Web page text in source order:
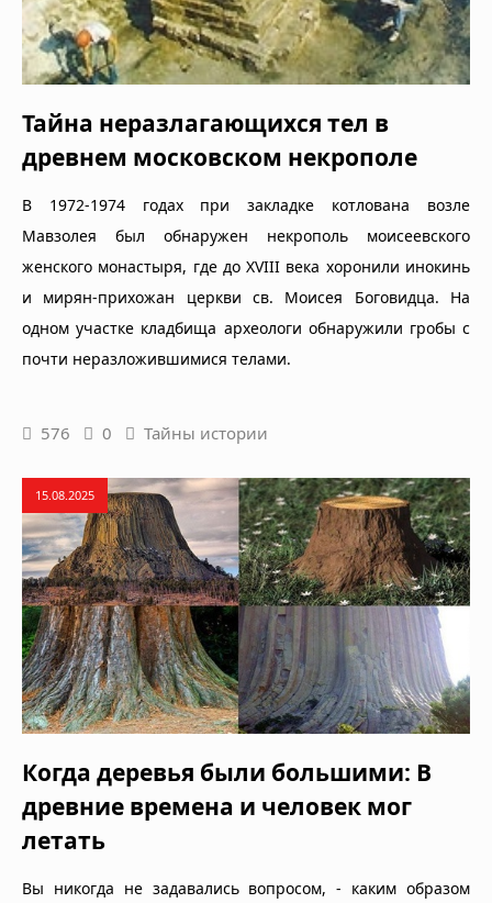
Тайна неразлагающихся тел в
древнем московском некрополе
В 1972-1974 годах при закладке котлована возле
Мавзолея был обнаружен некрополь моисеевского
женского монастыря, где до XVIII века хоронили инокинь
и мирян-прихожан церкви св. Моисея Боговидца. На
одном участке кладбища археологи обнаружили гробы с
почти неразложившимися телами.
576 0 Тайны истории
15.08.2025
Когда деревья были большими: В
древние времена и человек мог
летать
Вы никогда не задавались вопросом, - каким образом